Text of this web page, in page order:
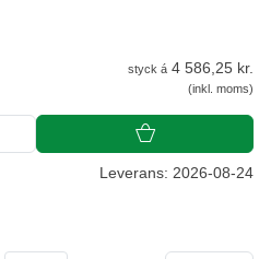
styck á 4 586,25 kr.
(inkl. moms)
Leverans: 2026-08-24